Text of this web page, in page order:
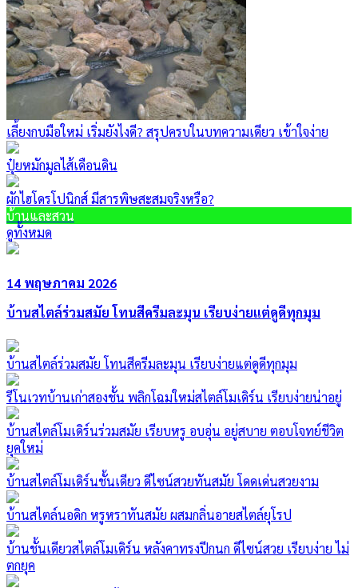
เลี้ยงกบมือใหม่ เริ่มยังไงดี? สรุปครบในบทความเดียว เข้าใจง่าย
ปุ๋ยหมักมูลไส้เดือนดิน
ผักไฮโดรโปนิกส์ มีสารพิษสะสมจริงหรือ?
บ้านและสวน
ดูทั้งหมด
14 พฤษภาคม 2026
บ้านสไตล์ร่วมสมัย โทนสีครีมละมุน เรียบง่ายแต่ดูดีทุกมุม
บ้านสไตล์ร่วมสมัย โทนสีครีมละมุน เรียบง่ายแต่ดูดีทุกมุม
รีโนเวทบ้านเก่าสองชั้น พลิกโฉมใหม่สไตล์โมเดิร์น เรียบง่ายน่าอยู่
บ้านสไตล์โมเดิร์นร่วมสมัย เรียบหรู อบอุ่น อยู่สบาย ตอบโจทย์ชีวิต
ยุคใหม่
บ้านสไตล์โมเดิร์นชั้นเดียว ดีไซน์สวยทันสมัย โดดเด่นสวยงาม
บ้านสไตล์นอดิก หรูหราทันสมัย ผสมกลิ่นอายสไตล์ยุโรป
บ้านชั้นเดียวสไตล์โมเดิร์น หลังคาทรงปีกนก ดีไซน์สวย เรียบง่าย ไม่
ตกยุค